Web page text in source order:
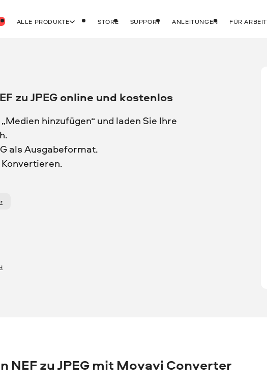
ALLE PRODUKTE STORE SUPPORT ANLEITUNGEN FÜR ARBEIT
zu JPEG online und kostenlos
hinzufügen“ und laden Sie Ihre
als Ausgabeformat.
NEF zu JPEG mit Movavi Converter